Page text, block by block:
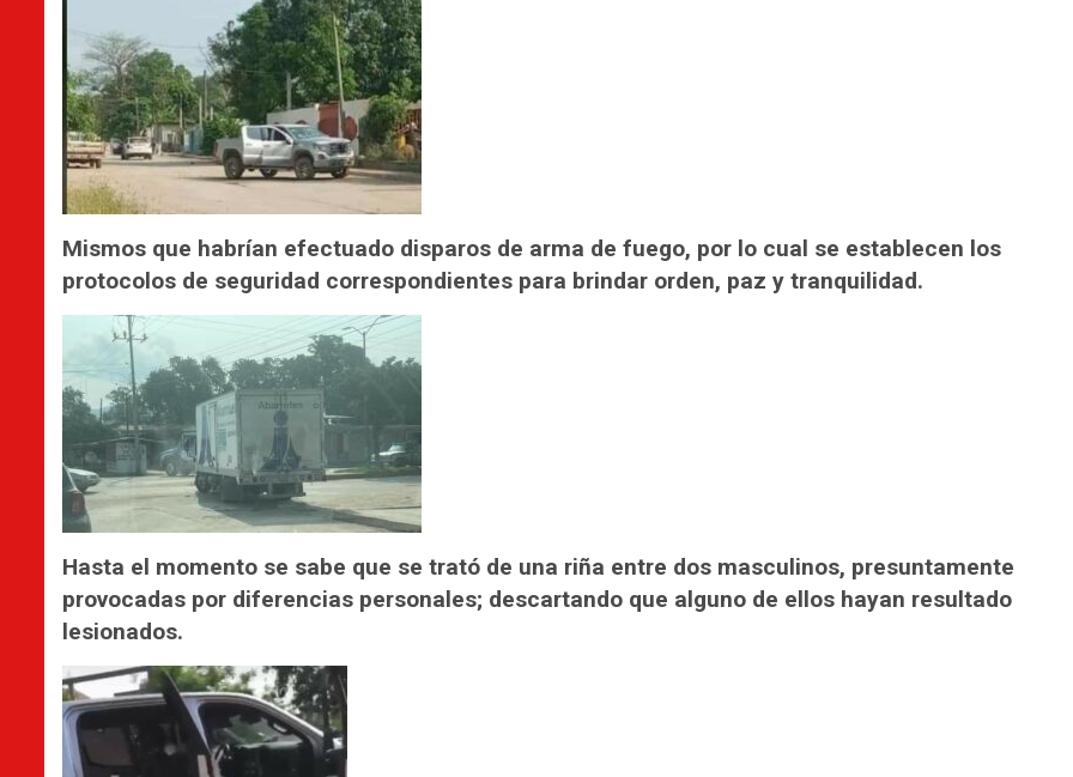
Mismos que habrían efectuado disparos de arma de fuego, por lo cual se establecen los
protocolos de seguridad correspondientes para brindar orden, paz y tranquilidad.
Hasta el momento se sabe que se trató de una riña entre dos masculinos, presuntamente
provocadas por diferencias personales; descartando que alguno de ellos hayan resultado
lesionados.